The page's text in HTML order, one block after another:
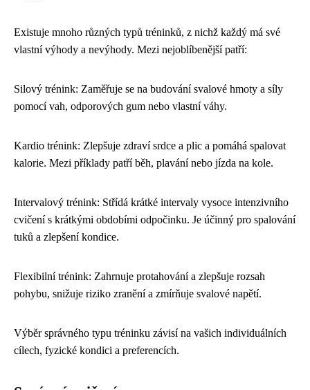
Existuje mnoho různých typů tréninků, z nichž každý má své
vlastní výhody a nevýhody. Mezi nejoblíbenější patří:
Silový trénink: Zaměřuje se na budování svalové hmoty a síly
pomocí vah, odporových gum nebo vlastní váhy.
Kardio trénink: Zlepšuje zdraví srdce a plic a pomáhá spalovat
kalorie. Mezi příklady patří běh, plavání nebo jízda na kole.
Intervalový trénink: Střídá krátké intervaly vysoce intenzivního
cvičení s krátkými obdobími odpočinku. Je účinný pro spalování
tuků a zlepšení kondice.
Flexibilní trénink: Zahrnuje protahování a zlepšuje rozsah
pohybu, snižuje riziko zranění a zmírňuje svalové napětí.
Výběr správného typu tréninku závisí na vašich individuálních
cílech, fyzické kondici a preferencích.